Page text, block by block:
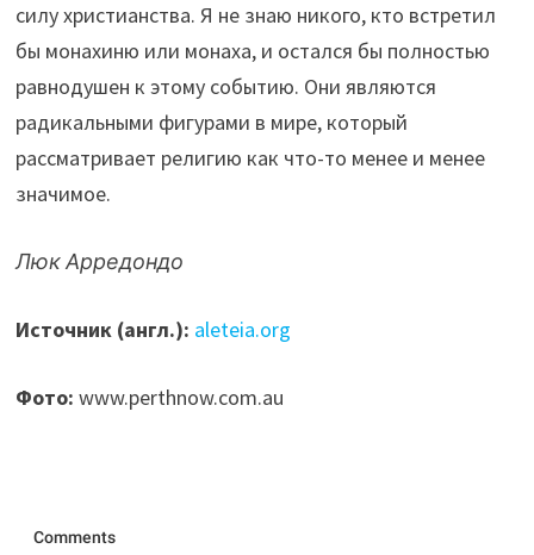
силу христианства. Я не знаю никого, кто встретил
бы монахиню или монаха, и остался бы полностью
равнодушен к этому событию. Они являются
радикальными фигурами в мире, который
рассматривает религию как что-то менее и менее
значимое.
Люк Арредондо
Источник (англ.): aleteia.org
Фото: www.perthnow.com.au